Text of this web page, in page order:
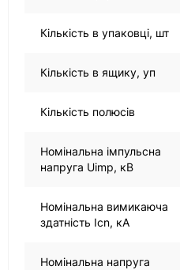
Кількість в упаковці, шт
Кількість в ящику, уп
Кількість полюсів
Номінальна імпульсна
напруга Uimp, кВ
Номінальна вимикаюча
здатність Icn, кА
Номінальна напруга